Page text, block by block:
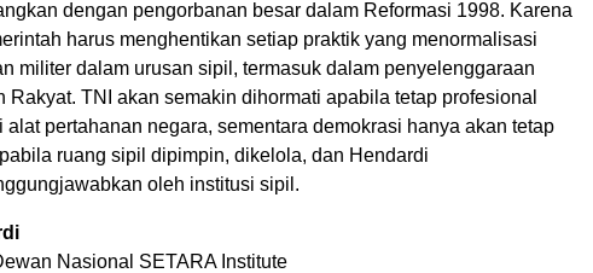
dengan pengorbanan besar dalam Reformasi 1998. Karena
harus menghentikan setiap praktik yang menormalisasi
militer dalam urusan sipil, termasuk dalam penyelenggaraan
Rakyat. TNI akan semakin dihormati apabila tetap profesional
alat pertahanan negara, sementara demokrasi hanya akan tetap
ruang sipil dipimpin, dikelola, dan Hendardi
oleh institusi sipil.
Nasional SETARA Institute